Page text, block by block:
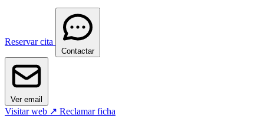
Reservar cita
Contactar
Ver email
Visitar web ↗ Reclamar ficha